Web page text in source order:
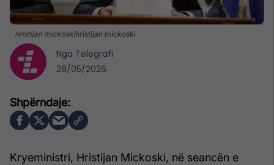
hristijan mickoskihristijan mickoski
Kryeministri, Hristijan Mickoski, në seancën e
Nga Telegrafi
28/05/2026